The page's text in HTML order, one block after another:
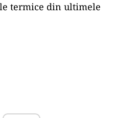
termice din ultimele